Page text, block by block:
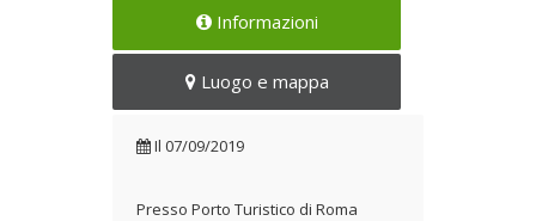
All'interno della
MARE, l'Eco Festival
#plasticfree
Informazioni
Luogo e mappa
Il 07/09/2019
Presso Porto Turistico di Roma